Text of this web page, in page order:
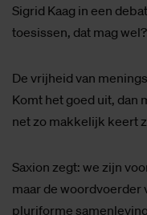
Sigrid Kaag in een
toesissen, dat mag wel?
De vrijheid van
Komt het goed uit, dan
net zo makkelijk keert
Saxion zegt: we zijn
maar de woordvoerder
pluriforme